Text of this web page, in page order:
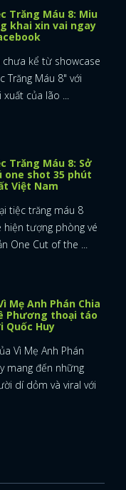
Trăng Máu 8: Miu
khai xin vai ngay
chưa kể từ showcase
Trăng Máu 8" với
xuất của lão ...
Trăng Máu 8: Sở
one shot 35 phút
Việt Nam
tiệc trăng máu 8
hiện tượng phòng vé
One Cut of the ...
Mẹ Anh Phán Chia
Phương thoại táo
Quốc Huy
Vì Mẹ Anh Phán
mang đến những
dí dỏm và viral với